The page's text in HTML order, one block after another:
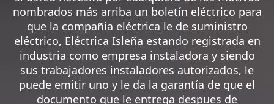
nombrados más arriba un boletín eléctrico para
que la compañia eléctrica le de suministro
eléctrico, Eléctrica Isleña estando registrada en
industria como empresa instaladora y siendo
sus trabajadores instaladores autorizados, le
puede emitir uno y le da la garantía de que el
documento que le entrega despues de